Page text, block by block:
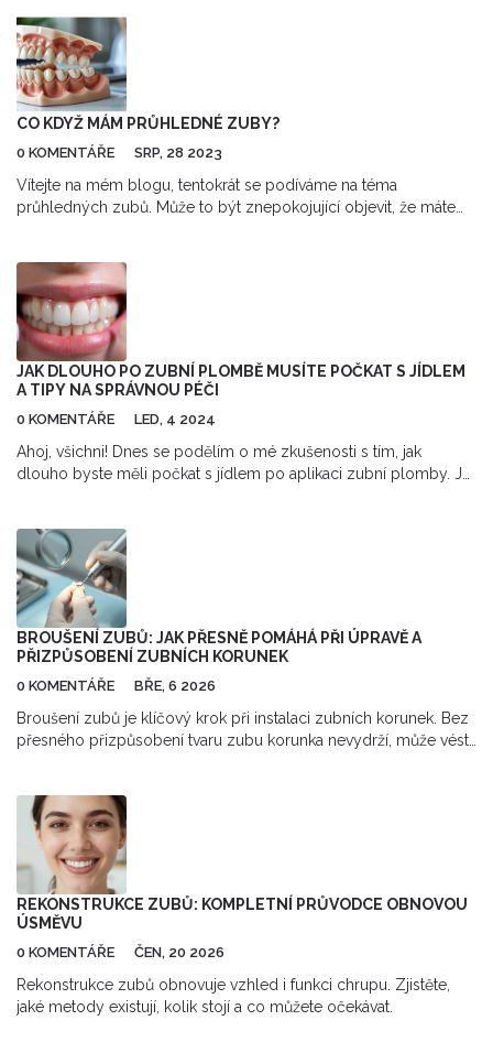
CO KDYŽ MÁM PRŮHLEDNÉ ZUBY?
0 KOMENTÁŘE SRP, 28 2023
Vítejte na mém blogu, tentokrát se podíváme na téma
průhledných zubů. Může to být znepokojující objevit, že máte
budeme hovořit o namáhání zdraví našich zubů a rady, jak tomu
předejít. Dozvíte se více v tomto článku!
JAK DLOUHO PO ZUBNÍ PLOMBĚ MUSÍTE POČKAT S JÍDLEM
A TIPY NA SPRÁVNOU PÉČI
0 KOMENTÁŘE LED, 4 2024
Ahoj, všichni! Dnes se podělím o mé zkušenosti s tím, jak
dlouho byste měli počkat s jídlem po aplikaci zubní plomby. Je
alespoň pár hodin, abychom dali plombě šanci řádně
zatvrdnout. Stejně důležité je vědět, jaké typy jídel a nápojů
byste měli vyhnout, aby plomba zůstala pevná a zdravá. Takže,
pokud jste zvědaví, jak správně pečovat o vaši novou plombu a
co očekávat po jejím umístění, určitě čtěte dál!
BROUŠENÍ ZUBŮ: JAK PŘESNĚ POMÁHÁ PŘI ÚPRAVĚ A
PŘIZPŮSOBENÍ ZUBNÍCH KORUNEK
0 KOMENTÁŘE BŘE, 6 2026
Broušení zubů je klíčový krok při instalaci zubních korunek. Bez
přesného přizpůsobení tvaru zubu korunka nevydrží, může vést
REKONSTRUKCE ZUBŮ: KOMPLETNÍ PRŮVODCE OBNOVOU
ÚSMĚVU
0 KOMENTÁŘE ČEN, 20 2026
Rekonstrukce zubů obnovuje vzhled i funkci chrupu. Zjistěte,
jaké metody existují, kolik stojí a co můžete očekávat.